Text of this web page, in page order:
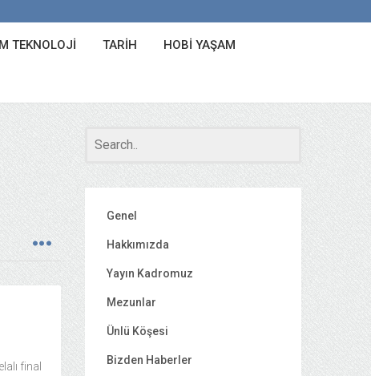
TEKNOLOJI TARIH HOBI YAŞAM
final
Genel
Hakkımızda
Yayın Kadromuz
Mezunlar
Ünlü Köşesi
Bizden Haberler